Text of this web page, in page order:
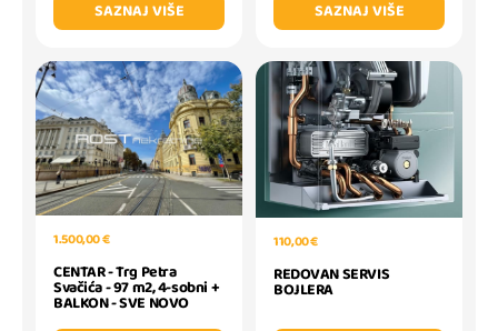
SAZNAJ VIŠE
SAZNAJ VIŠE
1.500,00 €
CENTAR - Trg Petra
Svačića - 97 m2, 4-sobni +
BALKON - SVE NOVO
110,00 €
REDOVAN SERVIS
BOJLERA